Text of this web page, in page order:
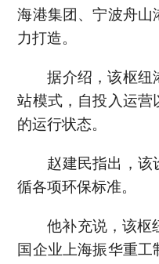
海港集团、宁波舟山
力打造。
据介绍，该枢纽
站模式，自投入运营
的运行状态。
赵建民指出，该
循各项环保标准。
他补充说，该枢
国企业上海振华重